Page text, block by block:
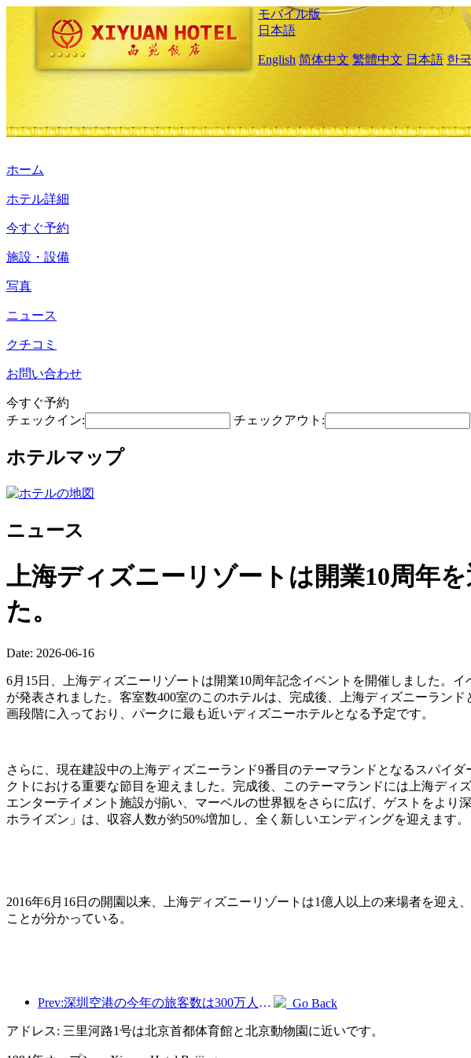
モバイル版
日本語
English 简体中文 繁體中文 日本語 한
ホーム
ホテル詳細
今すぐ予約
施設・設備
写真
ニュース
クチコミ
お問い合わせ
今すぐ予約
チェックイン:
チェックアウト:
ホテルマップ
ニュース
上海ディズニーリゾートは開業10周年
た。
Date: 2026-06-16
6月15日、上海ディズニーリゾートは開業10周年記念イベントを開催しました。
が発表されました。客室数400室のこのホテルは、完成後、上海ディズニーラン
画段階に入っており、パークに最も近いディズニーホテルとなる予定です。
さらに、現在建設中の上海ディズニーランド9番目のテーマランドとなるスパイ
クトにおける重要な節目を迎えました。完成後、このテーマランドには上海ディ
エンターテイメント施設が揃い、マーベルの世界観をさらに広げ、ゲストをより
ホライズン」は、収容人数が約50%増加し、全く新しいエンディングを迎えます。
2016年6月16日の開園以来、上海ディズニーリゾートは1億人以上の来場者を迎
ことが分かっている。
Prev:深圳空港の今年の旅客数は300万人を超え、同期間の新記録を樹立した。 Go Back
アドレス: 三里河路1号は北京首都体育館と北京動物園に近いです。